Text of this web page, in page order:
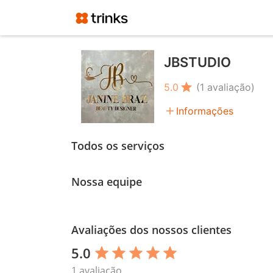
JBSTUDIO
5.0 star (1 avaliação)
add Informações
Todos os serviços
Nossa equipe
Avaliações dos nossos clientes
5.0 star star star star star
1 avaliação